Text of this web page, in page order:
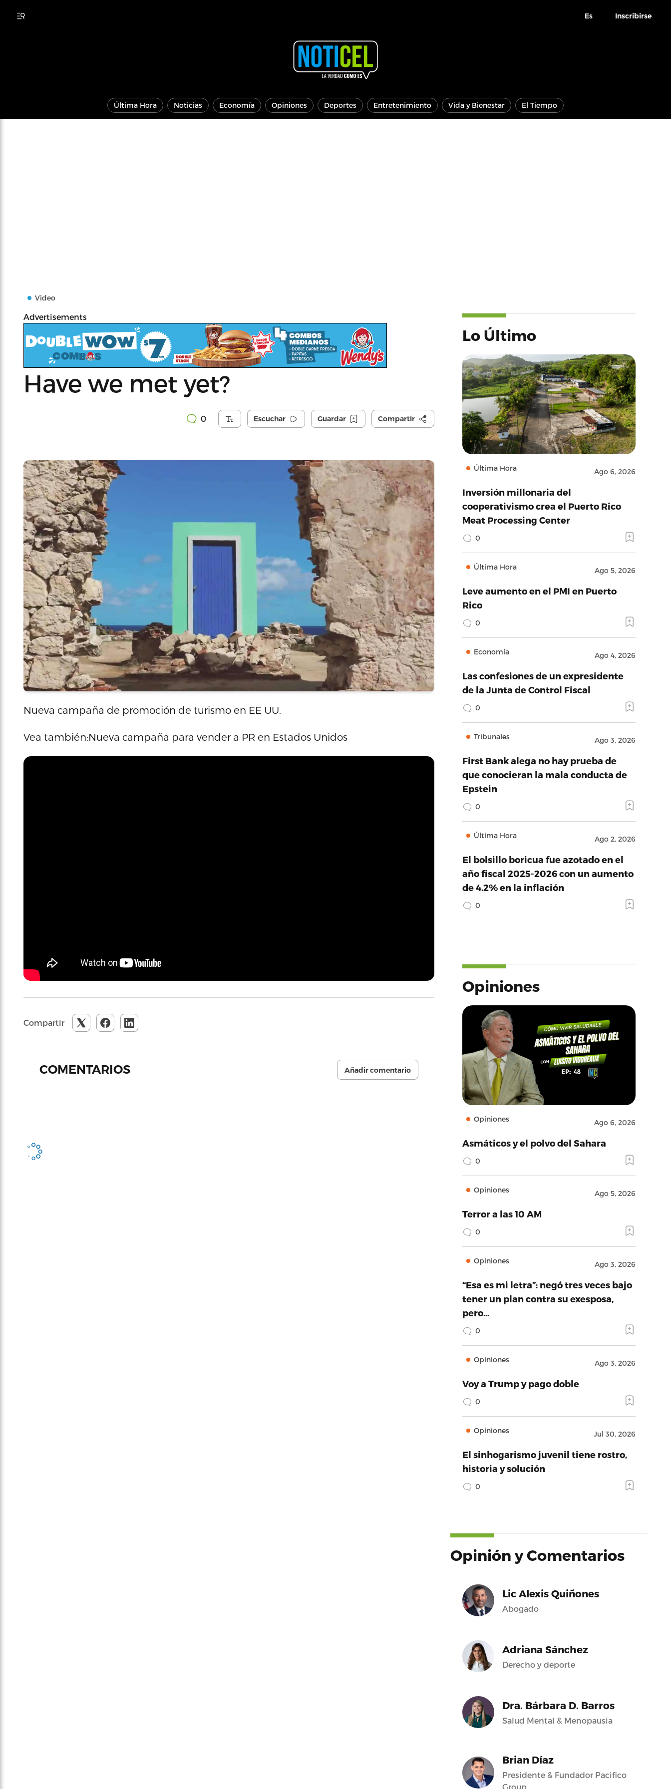
Es Inscribirse
Última Hora Noticias Economía Opiniones Deportes Entretenimiento Vida y Bienestar El Tiempo
Video
Advertisements
Have we met yet?
0 Escuchar Guardar Compartir
Nueva campaña de promoción de turismo en EE UU.
Vea también:Nueva campaña para vender a PR en Estados Unidos
Compartir
COMENTARIOS Añadir comentario
Lo Último
Última Hora Ago 6, 2026
Inversión millonaria del
cooperativismo crea el Puerto Rico
Meat Processing Center
0
Última Hora Ago 5, 2026
Leve aumento en el PMI en Puerto
Rico
0
Economía Ago 4, 2026
Las confesiones de un expresidente
de la Junta de Control Fiscal
0
Tribunales Ago 3, 2026
First Bank alega no hay prueba de
que conocieran la mala conducta de
Epstein
0
Última Hora Ago 2, 2026
El bolsillo boricua fue azotado en el
año fiscal 2025-2026 con un aumento
de 4.2% en la inflación
0
Opiniones
Opiniones Ago 6, 2026
Asmáticos y el polvo del Sahara
0
Opiniones Ago 5, 2026
Terror a las 10 AM
0
Opiniones Ago 3, 2026
“Esa es mi letra”: negó tres veces bajo
tener un plan contra su exesposa,
pero…
0
Opiniones Ago 3, 2026
Voy a Trump y pago doble
0
Opiniones Jul 30, 2026
El sinhogarismo juvenil tiene rostro,
historia y solución
0
Opinión y Comentarios
Lic Alexis Quiñones
Abogado
Adriana Sánchez
Derecho y deporte
Dra. Bárbara D. Barros
Salud Mental & Menopausia
Brian Díaz
Presidente & Fundador Pacifico
Group